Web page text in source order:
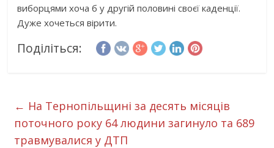
виборцями хоча б у другій половині своєї каденції.
Дуже хочеться вірити.
Поділіться:
← На Тернопільщині за десять місяців
поточного року 64 людини загинуло та 689
травмувалися у ДТП